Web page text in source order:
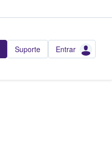
Suporte Entrar